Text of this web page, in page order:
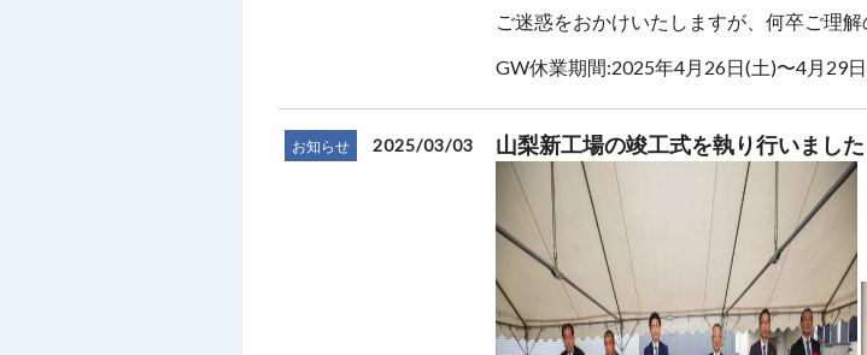
ご迷惑をおかけいたしますが、何卒ご理解
GW休業期間:2025年4月26日(土)〜4月29
お知らせ 2025/03/03 山梨新工場の竣工式を執り行いました